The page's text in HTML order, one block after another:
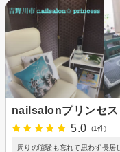
nailsalonプリンセス
5.0
(1件)
周りの喧騒も忘れて思わず長